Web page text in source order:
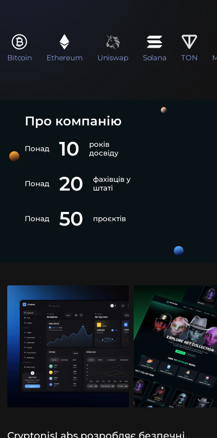
Bitcoin Ethereum Uniswap Solana TON
Про компанію
Понад 10
років
досвіду
Понад 20
фахівців у
штаті
Понад 50 проєктів
CryptonisLabs розробляє безпечні,